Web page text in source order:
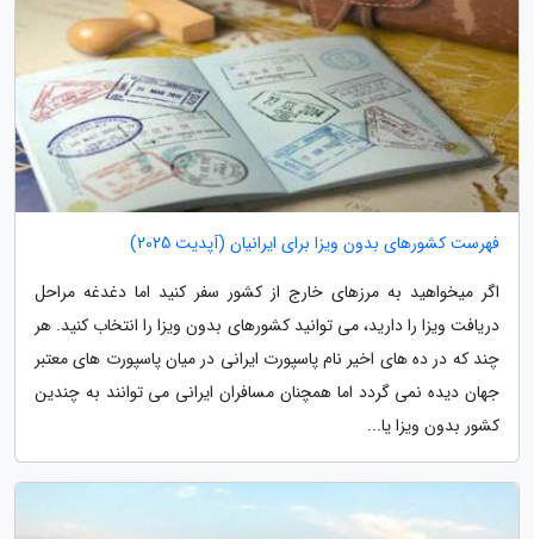
فهرست کشورهای بدون ویزا برای ایرانیان (آپدیت 2025)
اگر میخواهید به مرزهای خارج از کشور سفر کنید اما دغدغه مراحل
دریافت ویزا را دارید، می توانید کشورهای بدون ویزا را انتخاب کنید. هر
چند که در ده های اخیر نام پاسپورت ایرانی در میان پاسپورت های معتبر
جهان دیده نمی گردد اما همچنان مسافران ایرانی می توانند به چندین
کشور بدون ویزا یا...